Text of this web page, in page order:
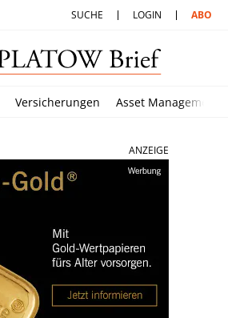
SUCHE LOGIN ABO
Versicherungen Asset Management
ANZEIGE